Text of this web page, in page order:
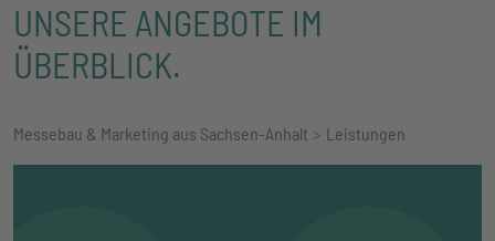
UNSERE ANGEBOTE IM
ÜBERBLICK.
Messebau & Marketing aus Sachsen-Anhalt Leistungen